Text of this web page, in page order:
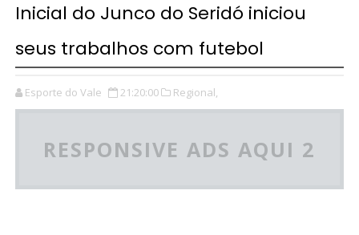
Inicial do Junco do Seridó iniciou
seus trabalhos com futebol
Esporte do Vale 21:20:00 Regional,
RESPONSIVE ADS AQUI 2